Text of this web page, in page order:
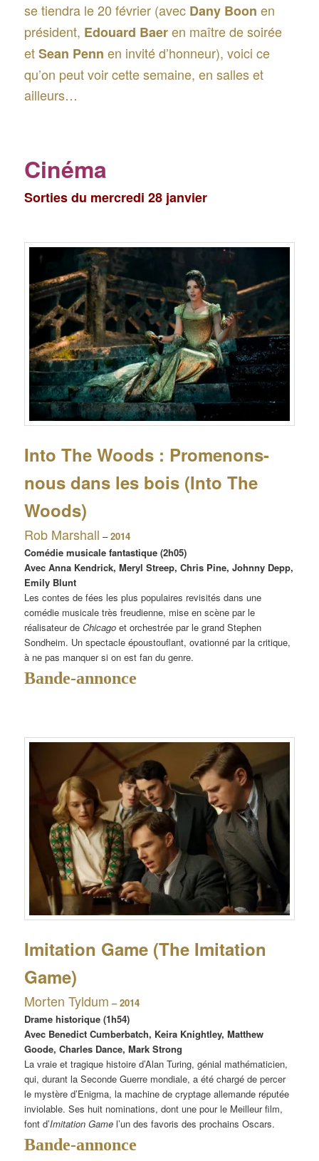
se tiendra le 20 février (avec Dany Boon en
président, Edouard Baeren maître de soirée
etSean Penn en invité d’honneur), voici ce
qu’on peut voir cette semaine, en salles et
ailleurs…
Cinéma
Sorties du mercredi 28 janvier
Into The Woods : Promenons-
nous dans les bois (Into The
Woods)
Rob Marshall –2014
Comédie musicale fantastique (2h05)
Avec Anna Kendrick, Meryl Streep, Chris Pine, Johnny Depp,
Emily Blunt
Les contes de fées les plus populaires revisités dans une
comédie musicale très freudienne, mise en scène par le
réalisateur deChicago et orchestrée par le grand Stephen
Sondheim. Un spectacle époustouflant, ovationné par la critique,
à ne pas manquer si on est fan du genre.
Bande-annonce
Imitation Game (The Imitation
Game)
Morten Tyldum – 2014
Drame historique (1h54)
Avec Benedict Cumberbatch, Keira Knightley, Matthew
Goode, Charles Dance, Mark Strong
La vraie et tragique histoire d’Alan Turing, génial mathématicien,
qui, durant la Seconde Guerre mondiale, a été chargé de percer
le mystère d’Enigma, la machine de cryptage allemande réputée
inviolable. Ses huit nominations, dont une pour le Meilleur film,
font d’Imitation Game l’un des favoris des prochains Oscars.
Bande-annonce